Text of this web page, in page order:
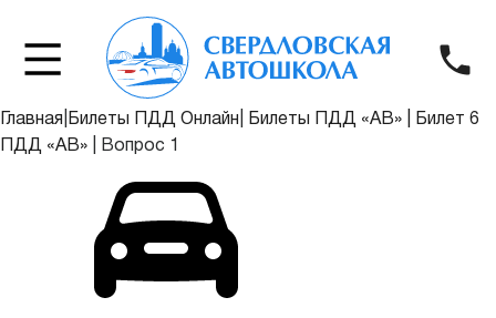
Главная Билеты ПДД Онлайн Билеты ПДД «АВ»
Билет 6
ПДД «АВ»
Вопрос 1